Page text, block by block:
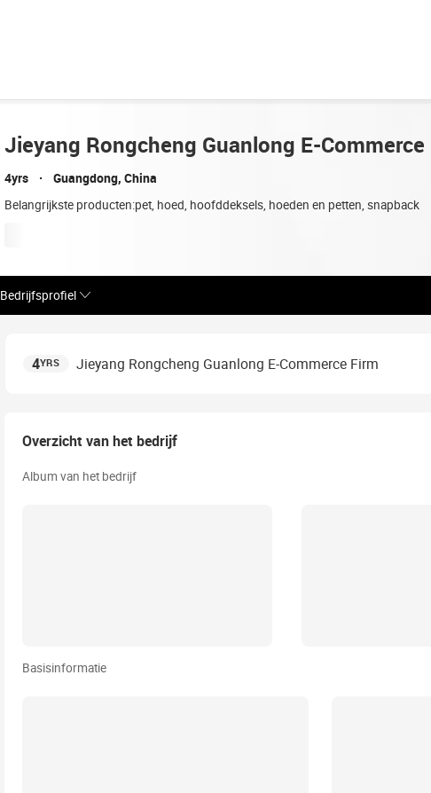
Jieyang Rongcheng Guanlong E-Commerce
4yrs Guangdong, China
Belangrijkste producten:pet, hoed, hoofddeksels, hoeden en petten, snapback
Bedrijfsprofiel
4YRS Jieyang Rongcheng Guanlong E-Commerce Firm
Overzicht van het bedrijf
Album van het bedrijf
Basisinformatie